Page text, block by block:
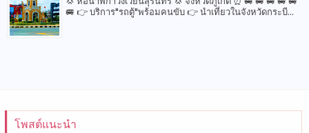
🚐 👉 บริการ"รถตู้"พร้อมคนขับ 👉 นำเที่ยวในจังหวัดกระบี...
โพสต์แนะนำ